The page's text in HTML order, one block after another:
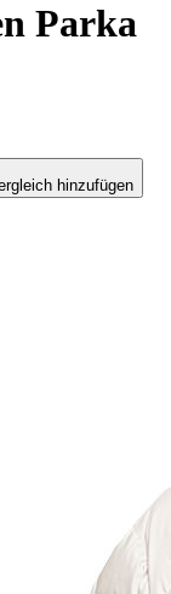
Parka
hinzufügen